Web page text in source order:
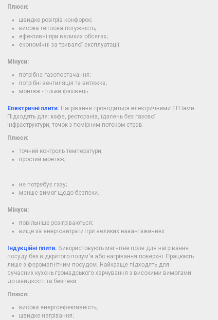
Плюси:
швидке розігрів конфорок;
висока теплова потужність;
ефективні при великих обсягах;
економічні за тривалої експлуатації.
Мінуси:
потрібне газопостачання;
потрібні вентиляція та витяжка;
монтаж - тільки фахівець.
Електричні плити. Нагрівання проводиться електричними ТЕНами.
Підходять для: кафе, ресторанів, їдалень без газової
інфраструктури, точок з помірним потоком страв.
Плюси:
точний контроль температури;
простий монтаж;
не потребує газу;
менше вимог щодо безпеки.
Мінуси:
повільніше розігріваються;
вище за енерговитрати при великих навантаженнях.
Індукційні плити. Використовують магнітне поле для нагрівання
посуду без відкритого полум'я або нагрівання поверхні. Працюють
лише з феромагнітним посудом. Найкраще підходять для:
сучасних кухонь громадського харчування з високими вимогами
до швидкості та безпеки.
Плюси:
висока енергоефективність;
швидке нагрівання;